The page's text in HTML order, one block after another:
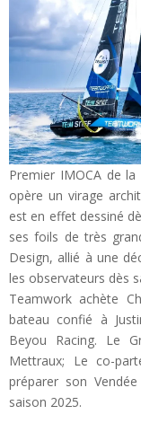
Premier IMOCA de
opère un virage
est en effet dessiné
ses foils de très
Design, allié à une
les observateurs dès
Teamwork achète
bateau confié à
Beyou Racing. Le
Mettraux; Le co-
préparer son
saison 2025.